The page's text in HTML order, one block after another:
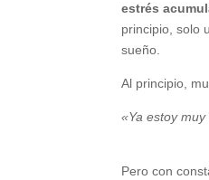
estrés
principio, solo
sueño.
Al principio,
«Ya estoy
Pero con